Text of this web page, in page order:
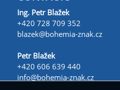
Ing. Petr Blažek
+420 728 709 352
blazek@bohemia-znak.cz
Petr Blažek
+420 606 639 440
info@bohemia-znak.cz